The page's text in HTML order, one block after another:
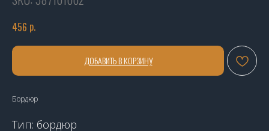
456 р.
ДОБАВИТЬ В КОРЗИНУ
Бордюр
Тип: бордюр